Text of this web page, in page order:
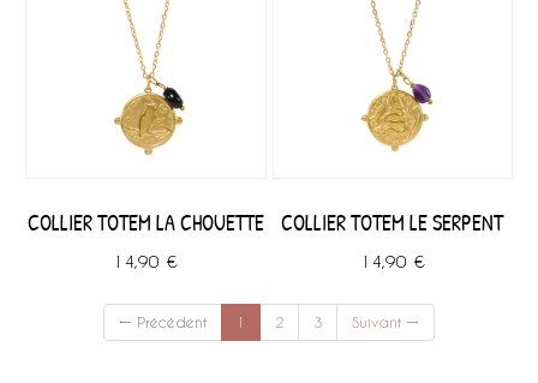
COLLIER TOTEM LA CHOUETTE
14,90 €
COLLIER TOTEM LE SERPENT
14,90 €
← Précédent 1 (current)
2 3 Suivant →